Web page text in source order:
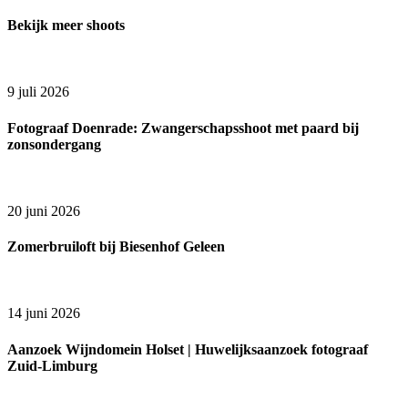
Bekijk meer shoots
9 juli 2026
Fotograaf Doenrade: Zwangerschapsshoot met paard bij
zonsondergang
20 juni 2026
Zomerbruiloft bij Biesenhof Geleen
14 juni 2026
Aanzoek Wijndomein Holset | Huwelijksaanzoek fotograaf
Zuid-Limburg